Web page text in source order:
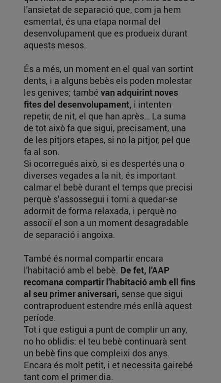
l'ansietat de separació que, com ja hem
esmentat, és una etapa normal del
desenvolupament que es produeix durant
aquests mesos.
És a més, un moment en el qual van sortint
dents, i a alguns bebès els poden molestar
les genives; també van adquirint noves
fites del desenvolupament, i intenten
repetir, de nit, el que han après… La suma
de tot això fa que sigui, precisament, una
de les pitjors etapes, si no la pitjor, pel que
fa al son.
Si ocorregués això, si es despertés una o
diverses vegades a la nit, és important
calmar el bebè durant el temps que precisi
perquè s’assossegui i torni a quedar-se
adormit de forma relaxada, i perquè no
associï el son a un moment desagradable
de separació i angoixa.
També és normal compartir encara
l'habitació amb el bebè. De fet, l’AAP
recomana compartir l'habitació amb ell fins
al seu primer aniversari, sense que sigui
contraproduent estendre més enllà aquest
període.
Tot i que estigui a punt de complir un any,
no ho oblidis: el teu bebè continuarà sent
un bebè fins que compleixi dos anys.
Encara és molt petit, i et necessita gairebé
tant com el primer dia.